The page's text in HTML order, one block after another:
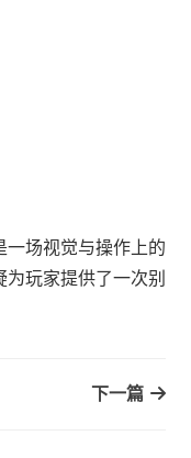
一场视觉与操作上的
玩家提供了一次别
下一篇